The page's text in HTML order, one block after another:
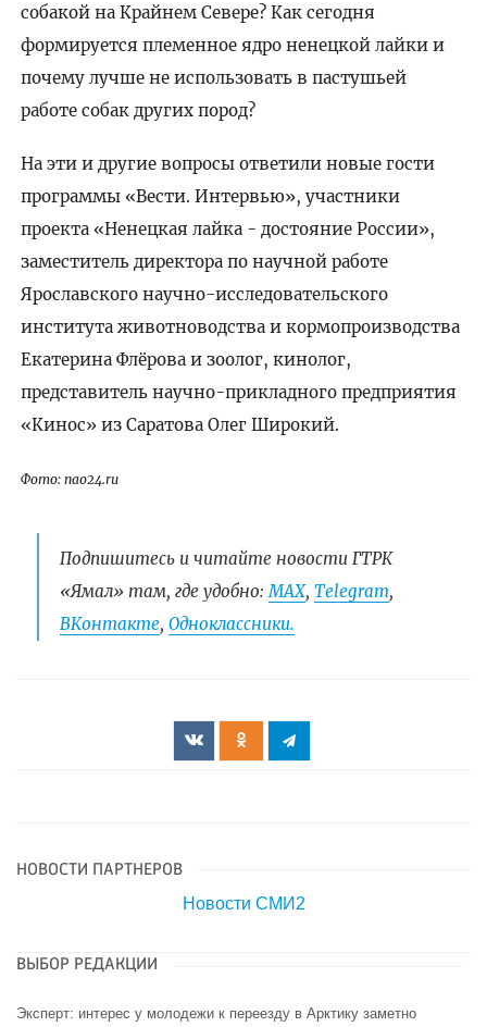
собакой на Крайнем Севере? Как сегодня
формируется племенное ядро ненецкой лайки и
почему лучше не использовать в пастушьей
работе собак других пород?
На эти и другие вопросы ответили новые гости
программы «Вести. Интервью», участники
проекта «Ненецкая лайка - достояние России»,
заместитель директора по научной работе
Ярославского научно-исследовательского
института животноводства и кормопроизводства
Екатерина Флёрова и зоолог, кинолог,
представитель научно-прикладного предприятия
«Кинос» из Саратова Олег Широкий.
Фото: nao24.ru
Подпишитесь и читайте новости ГТРК
«Ямал» там, где удобно:МАХ, Telegram,
ВКонтакте, Одноклассники.
НОВОСТИ ПАРТНЕРОВ
Новости СМИ2
ВЫБОР РЕДАКЦИИ
Эксперт: интерес у молодежи к переезду в Арктику заметно